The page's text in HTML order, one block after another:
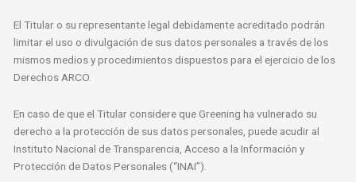
El Titular o su representante legal debidamente acreditado podrán
limitar el uso o divulgación de sus datos personales a través de los
mismos medios y procedimientos dispuestos para el ejercicio de los
Derechos ARCO.
En caso de que el Titular considere que Greening ha vulnerado su
derecho a la protección de sus datos personales, puede acudir al
Instituto Nacional de Transparencia, Acceso a la Información y
Protección de Datos Personales (“INAI”).